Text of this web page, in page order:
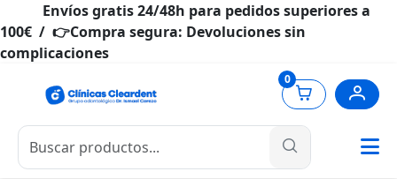
Envíos gratis 24/48h para pedidos superiores a
100€ / 👉Compra segura: Devoluciones sin
complicaciones
0